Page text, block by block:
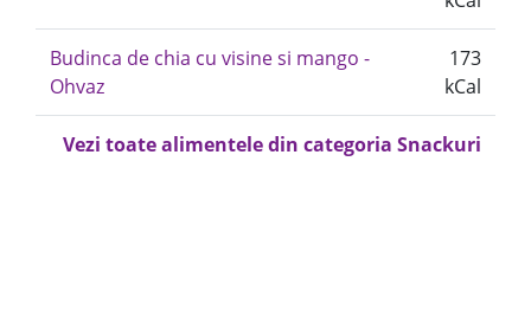
Budinca de chia cu visine si mango -
Ohvaz
173
kCal
Vezi toate alimentele din categoria Snackuri